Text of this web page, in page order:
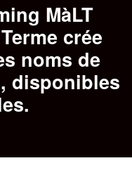
MàLT
crée
noms de
disponibles